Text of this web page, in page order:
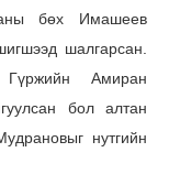
бөх Имашеев
шалгарсан.
Амиран
бол алтан
нутгийн